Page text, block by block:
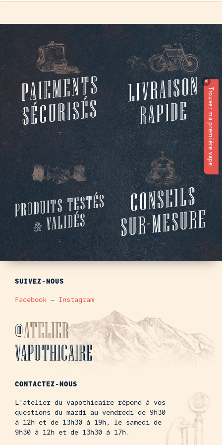
SUIVEZ-NOUS
Facebook – Instagram
@ATELIER
VAPOTHICAIRE
CONTACTEZ-NOUS
L'atelier du vapothicaire répond à vos
questions du mardi au vendredi de 9h30
à 12h et de 13h30 à 19h, le samedi de
9h30 à 12h et de 13h30 à 17h.
✕
Trouver ma première vape